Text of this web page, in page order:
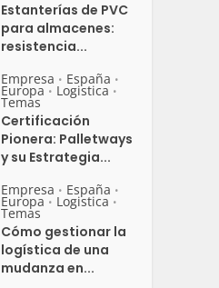
Estanterías de PVC
para almacenes:
resistencia...
Empresa • España •
Europa • Logistica •
Temas
Certificación
Pionera: Palletways
y su Estrategia...
Empresa • España •
Europa • Logistica •
Temas
Cómo gestionar la
logística de una
mudanza en...